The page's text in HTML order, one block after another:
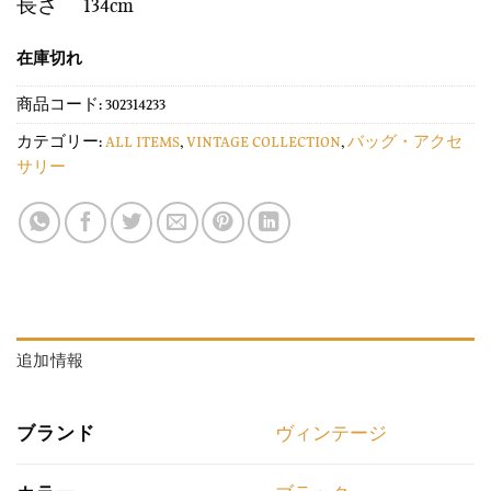
長さ 134cm
在庫切れ
商品コード:302314233
カテゴリー:ALL ITEMS,VINTAGE COLLECTION,バッグ・アクセ
サリー
追加情報
ブランド ヴィンテージ